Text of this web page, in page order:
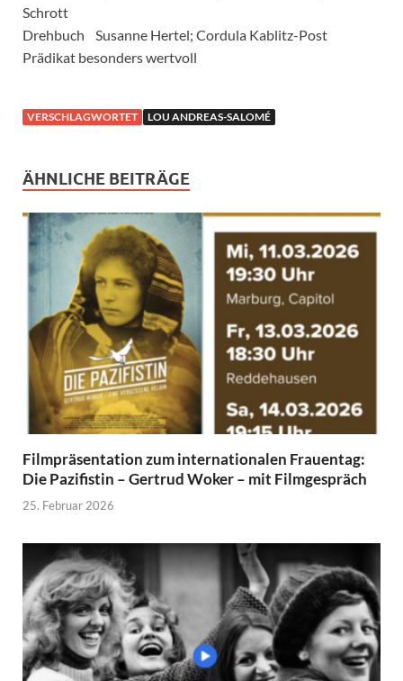
Schrott
Drehbuch Susanne Hertel; Cordula Kablitz-Post
Prädikat besonders wertvoll
VERSCHLAGWORTET LOU ANDREAS-SALOMÉ
ÄHNLICHE BEITRÄGE
Filmpräsentation zum internationalen Frauentag:
Die Pazifistin – Gertrud Woker – mit Filmgespräch
25. Februar 2026